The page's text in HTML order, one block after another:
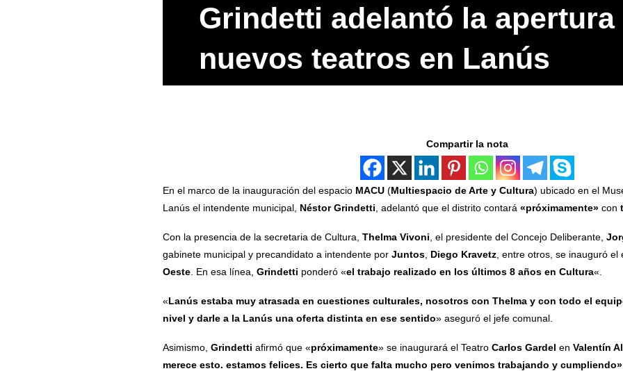
Grindetti adelantó la apertura
nuevos teatros en Lanús
Compartir la nota
En el marco de la inauguración del espacio MACU(Multiespacio de Arte y Cultura) ubicado en el
Lanús el intendente municipal, Néstor Grindetti , adelantó que el distrito contará «próximamente»con
Con la presencia de la secretaria de Cultura, Thelma Vivoni , el presidente del Concejo Deliberante,
gabinete municipal y precandidato a intendente por Juntos, Diego Kravetz, entre otros, se inauguró el
Oeste. En esa línea, Grindetti ponderó «el trabajo realizado en los últimos 8 años en Cultura«.
«Lanús estaba muy atrasada en cuestiones culturales, nosotros con Thelma y con todo el
nivel y darle a la Lanús una oferta distinta en ese sentido» aseguró el jefe comunal.
Asimismo, Grindetti afirmó que «próximamente» se inaugurará el Teatro Carlos Gardel en Valentín
merece esto. estamos felices. Es cierto que falta mucho pero venimos trabajando y cumpliendo»